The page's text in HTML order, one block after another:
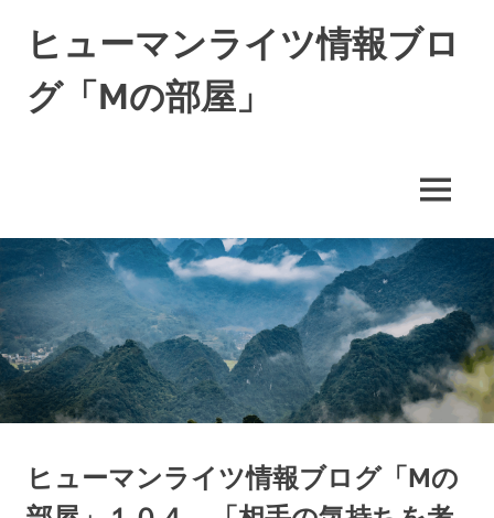
ヒューマンライツ情報ブロ
グ「Mの部屋」
の
「わ
た
し」
が
尊
重
世
界
MENU
ヒューマンライツ情報ブログ「Mの